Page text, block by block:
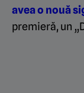
avea o nouă
premieră, un